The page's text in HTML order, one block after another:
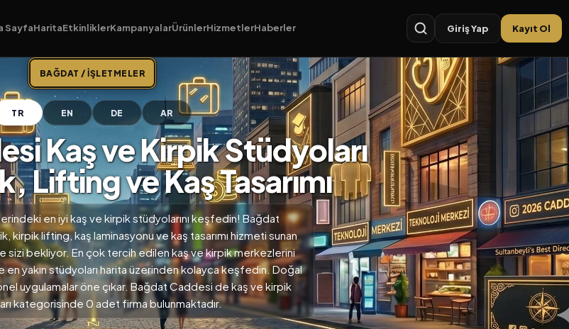
SayfaHaritaEtkinliklerKampanyalarÜrünlerHizmetlerHaberler Giriş Yap Kayıt Ol
BAĞDAT / İŞLETMELER
TR EN DE AR
Kaş ve Kirpik Stüdyoları
Lifting ve Kaş Tasarımı
en iyi kaş ve kirpik stüdyolarını keşfedin! Bağdat
kirpik lifting, kaş laminasyonu ve kaş tasarımı hizmeti sunan
sizi bekliyor. En çok tercih edilen kaş ve kirpik merkezlerini
en yakın stüdyoları harita üzerinden kolayca keşfedin. Doğal
uygulamalar öne çıkar. Bağdat Caddesi de kaş ve kirpik
kategorisinde 0 adet firma bulunmaktadır.